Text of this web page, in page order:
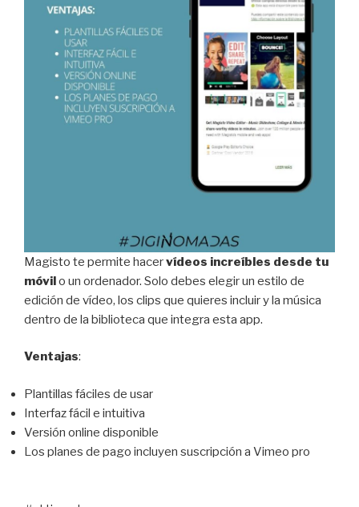
Magisto te permite hacervídeos increíbles desde tu
móvilo un ordenador. Solo debes elegir un estilo de
edición de vídeo, los clips que quieres incluir y la música
dentro de la biblioteca que integra esta app.
Ventajas:
Plantillas fáciles de usar
Interfaz fácil e intuitiva
Versión online disponible
Los planes de pago incluyen suscripción a Vimeo pro